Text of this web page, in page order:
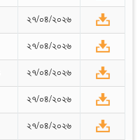
২৭/০৪/২০২৬
২৭/০৪/২০২৬
২৭/০৪/২০২৬
২৭/০৪/২০২৬
২৭/০৪/২০২৬